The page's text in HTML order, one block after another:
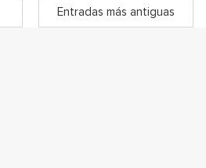
Entradas más antiguas